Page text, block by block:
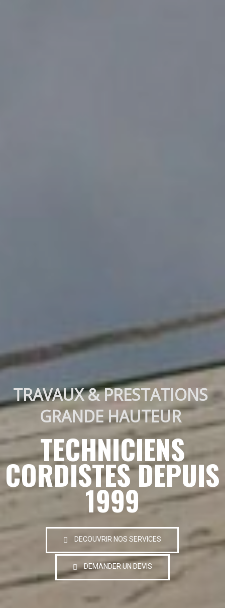
TRAVAUX & PRESTATIONS
GRANDE HAUTEUR
TECHNICIENS
CORDISTES DEPUIS
1999
DECOUVRIR NOS SERVICES
DEMANDER UN DEVIS